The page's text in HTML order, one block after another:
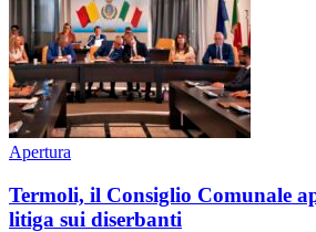
Apertura
Termoli, il Consiglio Comunale
litiga sui diserbanti